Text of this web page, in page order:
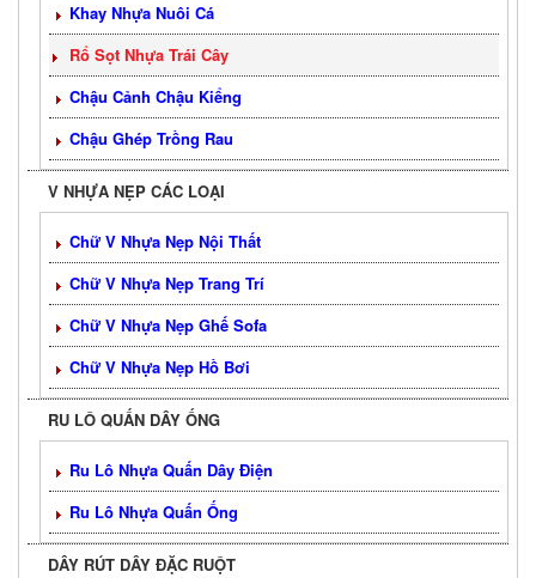
Khay Nhựa Nuôi Cá
Rổ Sọt Nhựa Trái Cây
Chậu Cảnh Chậu Kiểng
Chậu Ghép Trồng Rau
V NHỰA NẸP CÁC LOẠI
Chữ V Nhựa Nẹp Nội Thất
Chữ V Nhựa Nẹp Trang Trí
Chữ V Nhựa Nẹp Ghế Sofa
Chữ V Nhựa Nẹp Hồ Bơi
RU LÔ QUẤN DÂY ỐNG
Ru Lô Nhựa Quấn Dây Điện
Ru Lô Nhựa Quấn Ống
DÂY RÚT DÂY ĐẶC RUỘT